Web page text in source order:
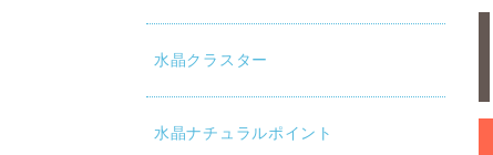
水晶クラスター
水晶ナチュラルポイント